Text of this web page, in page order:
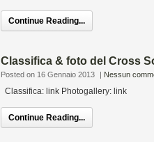
Continue Reading...
Classifica & foto del Cross
Posted on 16 Gennaio 2013 | Nessun
Classifica: link Photogallery: link
Continue Reading...